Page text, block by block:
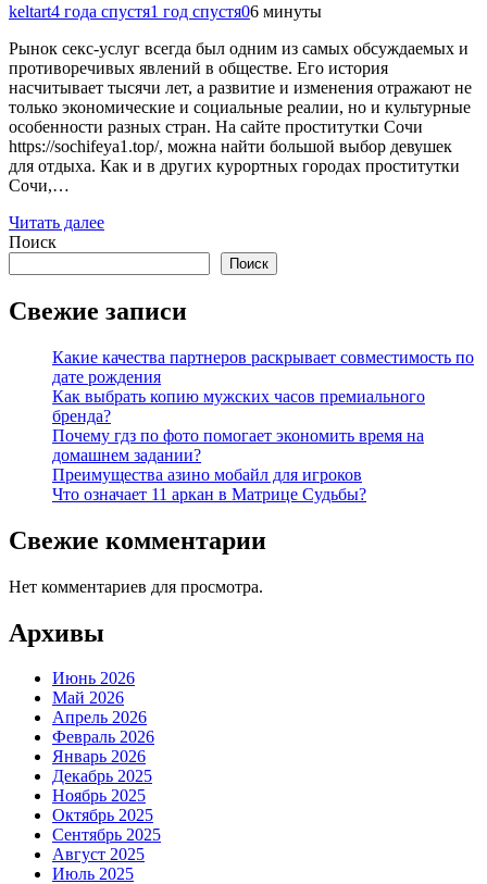
keltart4 года спустя1 год спустя06 минуты
Рынок секс-услуг всегда был одним из самых обсуждаемых и
противоречивых явлений в обществе. Его история
насчитывает тысячи лет, а развитие и изменения отражают не
только экономические и социальные реалии, но и культурные
особенности разных стран. На сайте проститутки Сочи
https://sochifeya1.top/, можна найти большой выбор девушек
для отдыха. Как и в других курортных городах проститутки
Сочи,…
Читать далее
Поиск
Поиск
Свежие записи
Какие качества партнеров раскрывает совместимость по
дате рождения
Как выбрать копию мужских часов премиального
бренда?
Почему гдз по фото помогает экономить время на
домашнем задании?
Преимущества азино мобайл для игроков
Что означает 11 аркан в Матрице Судьбы?
Свежие комментарии
Нет комментариев для просмотра.
Архивы
Июнь 2026
Май 2026
Апрель 2026
Февраль 2026
Январь 2026
Декабрь 2025
Ноябрь 2025
Октябрь 2025
Сентябрь 2025
Август 2025
Июль 2025